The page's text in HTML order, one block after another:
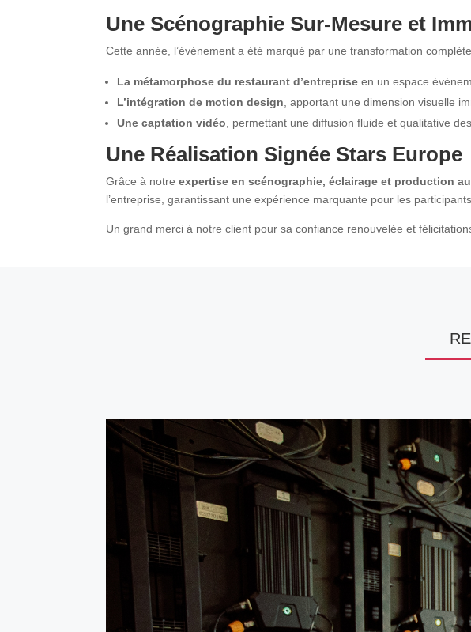
Une Scénographie Sur-Mesure et
Cette année, l’événement a été marqué par une transformation
La métamorphose du restaurant d’entreprise en un espace
L’intégration de motion design , apportant une dimension visuelle
Une captation vidéo , permettant une diffusion fluide et qualitative
Une Réalisation Signée Stars Europe
Grâce à notreexpertise en scénographie, éclairage et production
l’entreprise, garantissant une expérience marquante pour les participants.
Un grand merci à notre client pour sa confiance renouvelée et